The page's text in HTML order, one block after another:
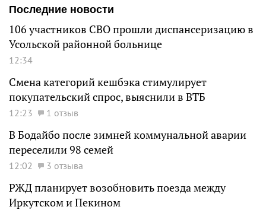
Последние новости
106 участников СВО прошли диспансеризацию в
Усольской районной больнице
12:34
Смена категорий кешбэка стимулирует
покупательский спрос, выяснили в ВТБ
12:23 1 отзыв
В Бодайбо после зимней коммунальной аварии
переселили 98 семей
12:02 3 отзыва
РЖД планирует возобновить поезда между
Иркутском и Пекином